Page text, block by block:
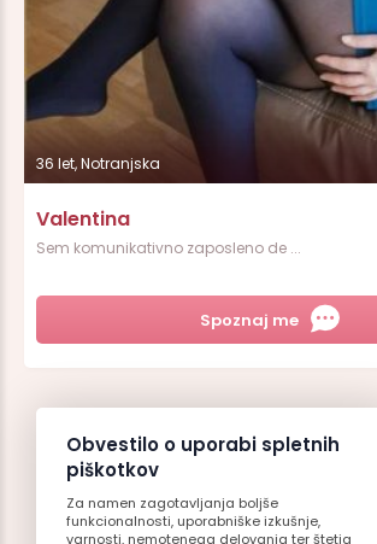
36 let, Notranjska
Valentina
Sem komunikativno zaposleno de ...
Spoznaj me
2 3 4
11
Obvestilo o uporabi spletnih
piškotkov
Za namen zagotavljanja boljše
funkcionalnosti, uporabniške izkušnje,
varnosti, nemotenega delovanja ter štetja